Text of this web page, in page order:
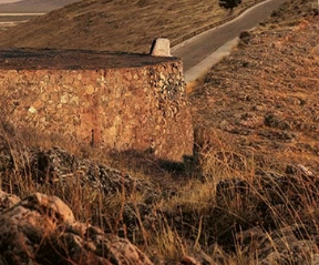
de gamme Els Pics, la
des vins de Mas Alta
Cirerets et Basseta
d’épices, de finesse et
haut de gamme de Mas Alta,
aucun doute partie des
possède un petit stock de
issue des cépages
le goût rappelle les grands